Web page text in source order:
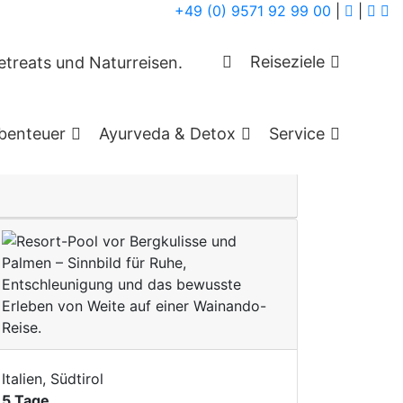
+49 (0) 9571 92 99 00
Reiseziele
Ayurveda & Detox Service
Hotels und Seminarleiter halten sich an
Italien, Südtirol